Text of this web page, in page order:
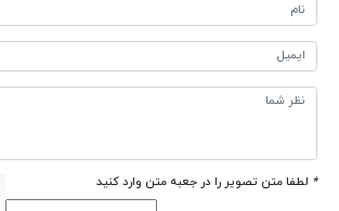
* لطفا متن تصویر را در جعبه متن وارد کنید